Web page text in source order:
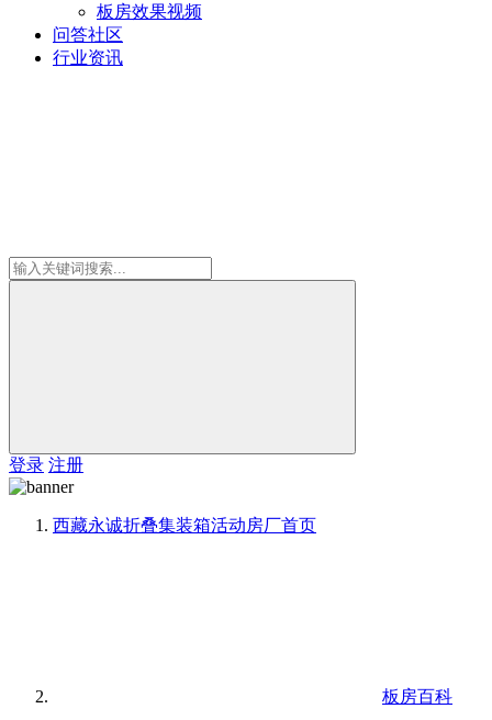
板房效果视频
问答社区
行业资讯
登录 注册
西藏永诚折叠集装箱活动房厂首页
板房百科